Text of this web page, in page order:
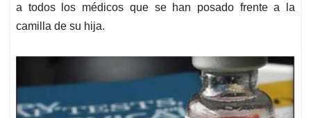
a todos los médicos que se han posado frente a la
camilla de su hija.